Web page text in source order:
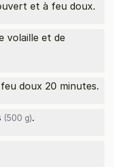
et à feu doux.
volaille et de
doux 20 minutes.
(500 g).